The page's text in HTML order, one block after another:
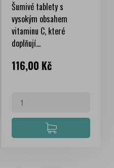
Šumivé tablety s
vysokým obsahem
vitaminu C, které
doplňují...
Cena
116,00 Kč